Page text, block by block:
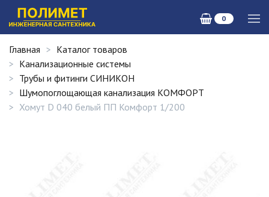
0
Главная
Каталог товаров
Канализационные системы
Трубы и фитинги СИНИКОН
Шумопоглощающая канализация КОМФОРТ
Хомут D 040 белый ПП Комфорт 1/200